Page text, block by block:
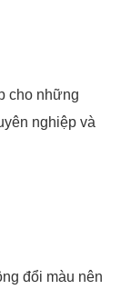
cho những
nghiệp và
đổi màu nên